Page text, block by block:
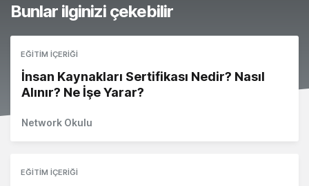
Bunlar ilginizi çekebilir
EĞITIM İÇERIĞI
İnsan Kaynakları Sertifikası Nedir? Nasıl
Alınır? Ne İşe Yarar?
Network Okulu
EĞITIM İÇERIĞI